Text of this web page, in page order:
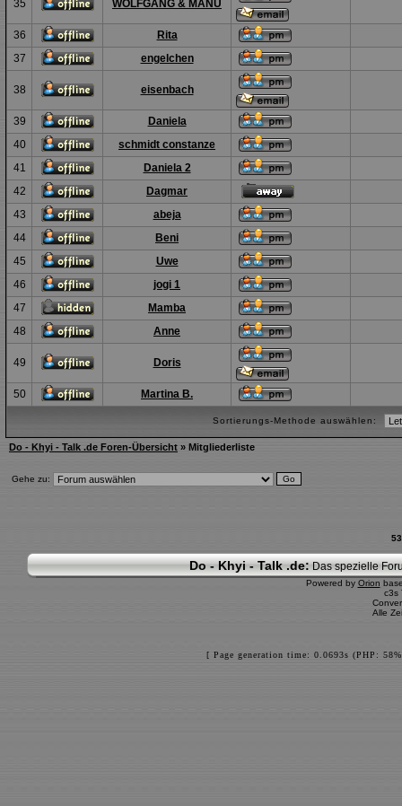
35 WOLFGANG & MANU
36
Rita
37
engelchen
38 eisenbach
39
Daniela
40
schmidt constanze
41
Daniela 2
42
Dagmar
43
abeja
44
Beni
45
Uwe
46
jogi 1
47
Mamba
48
Anne
49 Doris
50 Martina B.
Sortierungs-Methode auswählen:
Do - Khyi - Talk .de Foren-Übersicht » Mitgliederliste
Gehe zu:
Do - Khyi - Talk .de: Das spezielle
Powered by Orion
c3s
Alle
[ Page generation time: 0.0693s (PHP: